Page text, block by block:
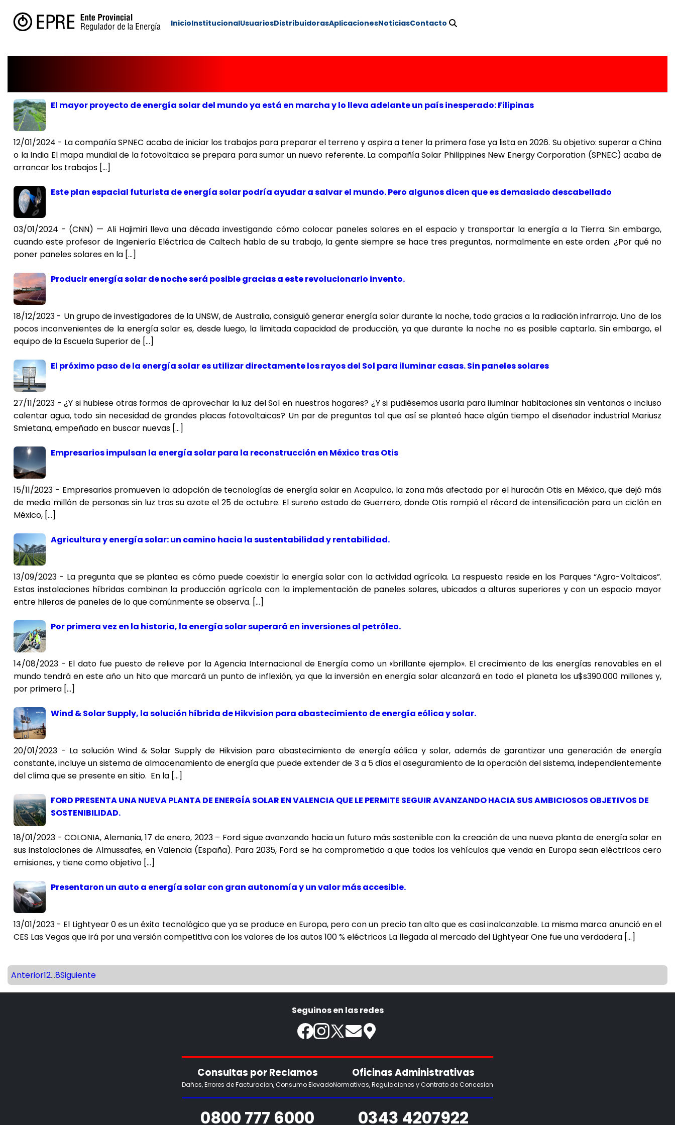
InicioInstitucionalUsuariosDistribuidorasAplicacionesNoticiasContacto
El mayor proyecto de energía solar del mundo ya está en marcha y lo lleva adelante un país inesperado: Filipinas
12/01/2024 - La compañía SPNEC acaba de iniciar los trabajos para preparar el terreno y aspira a tener la primera fase ya lista en 2026. Su objetivo: superar a China
o la India El mapa mundial de la fotovoltaica se prepara para sumar un nuevo referente. La compañía Solar Philippines New Energy Corporation (SPNEC) acaba de
arrancar los trabajos […]
Este plan espacial futurista de energía solar podría ayudar a salvar el mundo. Pero algunos dicen que es demasiado descabellado
03/01/2024 - (CNN) — Ali Hajimiri lleva una década investigando cómo colocar paneles solares en el espacio y transportar la energía a la Tierra. Sin embargo,
cuando este profesor de Ingeniería Eléctrica de Caltech habla de su trabajo, la gente siempre se hace tres preguntas, normalmente en este orden: ¿Por qué no
poner paneles solares en la […]
Producir energía solar de noche será posible gracias a este revolucionario invento.
18/12/2023 - Un grupo de investigadores de la UNSW, de Australia, consiguió generar energía solar durante la noche, todo gracias a la radiación infrarroja. Uno de los
pocos inconvenientes de la energía solar es, desde luego, la limitada capacidad de producción, ya que durante la noche no es posible captarla. Sin embargo, el
equipo de la Escuela Superior de […]
El próximo paso de la energía solar es utilizar directamente los rayos del Sol para iluminar casas. Sin paneles solares
27/11/2023 - ¿Y si hubiese otras formas de aprovechar la luz del Sol en nuestros hogares? ¿Y si pudiésemos usarla para iluminar habitaciones sin ventanas o incluso
calentar agua, todo sin necesidad de grandes placas fotovoltaicas? Un par de preguntas tal que así se planteó hace algún tiempo el diseñador industrial Mariusz
Smietana, empeñado en buscar nuevas […]
Empresarios impulsan la energía solar para la reconstrucción en México tras Otis
15/11/2023 - Empresarios promueven la adopción de tecnologías de energía solar en Acapulco, la zona más afectada por el huracán Otis en México, que dejó más
de medio millón de personas sin luz tras su azote el 25 de octubre. El sureño estado de Guerrero, donde Otis rompió el récord de intensificación para un ciclón en
México, […]
Agricultura y energía solar: un camino hacia la sustentabilidad y rentabilidad.
13/09/2023 - La pregunta que se plantea es cómo puede coexistir la energía solar con la actividad agrícola. La respuesta reside en los Parques “Agro-Voltaicos”.
Estas instalaciones híbridas combinan la producción agrícola con la implementación de paneles solares, ubicados a alturas superiores y con un espacio mayor
entre hileras de paneles de lo que comúnmente se observa. […]
Por primera vez en la historia, la energía solar superará en inversiones al petróleo.
14/08/2023 - El dato fue puesto de relieve por la Agencia Internacional de Energía como un «brillante ejemplo». El crecimiento de las energías renovables en el
mundo tendrá en este año un hito que marcará un punto de inflexión, ya que la inversión en energía solar alcanzará en todo el planeta los u$s390.000 millones y,
por primera […]
Wind & Solar Supply, la solución híbrida de Hikvision para abastecimiento de energía eólica y solar.
20/01/2023 - La solución Wind & Solar Supply de Hikvision para abastecimiento de energía eólica y solar, además de garantizar una generación de energía
constante, incluye un sistema de almacenamiento de energía que puede extender de 3 a 5 días el aseguramiento de la operación del sistema, independientemente
del clima que se presente en sitio. En la […]
FORD PRESENTA UNA NUEVA PLANTA DE ENERGÍA SOLAR EN VALENCIA QUE LE PERMITE SEGUIR AVANZANDO HACIA SUS AMBICIOSOS OBJETIVOS DE
SOSTENIBILIDAD.
18/01/2023 - COLONIA, Alemania, 17 de enero, 2023 – Ford sigue avanzando hacia un futuro más sostenible con la creación de una nueva planta de energía solar en
sus instalaciones de Almussafes, en Valencia (España). Para 2035, Ford se ha comprometido a que todos los vehículos que venda en Europa sean eléctricos cero
emisiones, y tiene como objetivo […]
Presentaron un auto a energía solar con gran autonomía y un valor más accesible.
13/01/2023 - El Lightyear 0 es un éxito tecnológico que ya se produce en Europa, pero con un precio tan alto que es casi inalcanzable. La misma marca anunció en el
CES Las Vegas que irá por una versión competitiva con los valores de los autos 100 % eléctricos La llegada al mercado del Lightyear One fue una verdadera […]
Anterior12...8Siguiente
Seguinos en las redes
Consultas por Reclamos
Daños, Errores de Facturacion, Consumo Elevado
0800 777 6000
Oficinas Administrativas
Normativas, Regulaciones y Contrato de Concesion
0343 4207922